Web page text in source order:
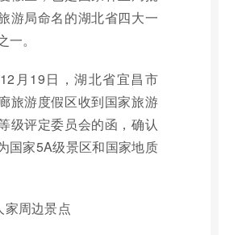
游局命名的湖北省四大一
。
月19日，湖北省宜昌市
旅游度假区收到国家旅游
级评定委员会的函，确认
国家5A级景区和国家地质
家周边景点